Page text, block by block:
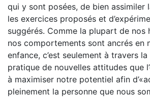
qui y sont posées, de bien assimiler
les exercices proposés et
suggérés. Comme la plupart de nos
nos comportements sont ancrés en
enfance, c’est seulement à travers
pratique de nouvelles attitudes que
à maximiser notre potentiel afin
pleinement la personne que nous